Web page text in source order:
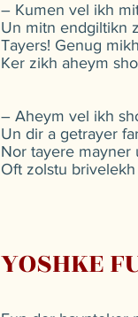
– Kumen vel ikh
Un mitn endgiltikn
Tayers! Genug
Ker zikh aheym
– Aheym vel ikh
Un dir a getrayer
Nor tayere mayner
Oft zolstu
YOSHKE